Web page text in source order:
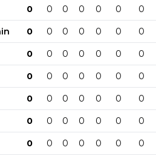
0 0 0 0 0 0 0
0 0 0 0 0 0 0
0 0 0 0 0 0 0
0 0 0 0 0 0 0
0 0 0 0 0 0 0
0 0 0 0 0 0 0
0 0 0 0 0 0 0